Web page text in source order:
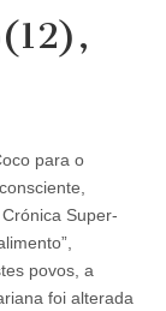
para o
Super-
povos, a
foi alterada